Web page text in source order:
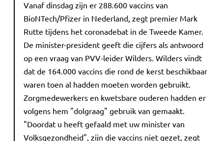
Vanaf dinsdag zijn er 288.600 vaccins van
BioNTech/Pfizer in Nederland, zegt premier Mark
Rutte tijdens het coronadebat in de Tweede Kamer.
De minister-president geeft die cijfers als antwoord
op een vraag van PVV-leider Wilders. Wilders vindt
dat de 164.000 vaccins die rond de kerst beschikbaar
waren toen al hadden moeten worden gebruikt.
Zorgmedewerkers en kwetsbare ouderen hadden er
volgens hem "dolgraag" gebruik van gemaakt.
"Doordat u heeft gefaald met uw minister van
Volksgezondheid", zijn die vaccins niet gezet, zegt